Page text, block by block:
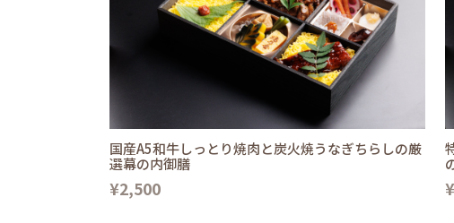
国産A5和牛しっとり焼肉と炭火焼うなぎちらしの厳
選幕の内御膳
¥2,500